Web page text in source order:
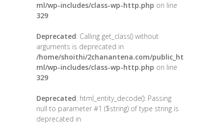
ml/wp-includes/class-wp-http.php on line
329
Deprecated: Calling get_class() without
arguments is deprecated in
/home/shoithi/2chanantena.com/public_ht
ml/wp-includes/class-wp-http.php on line
329
Deprecated: html_entity_decode(): Passing
null to parameter #1 ($string) of type string is
deprecated in